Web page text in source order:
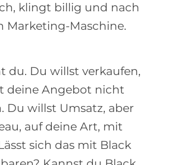
klingt billig und nach
Marketing-Maschine.
du. Du willst verkaufen,
deine Angebot nicht
Du willst Umsatz, aber
auf deine Art, mit
sich das mit Black